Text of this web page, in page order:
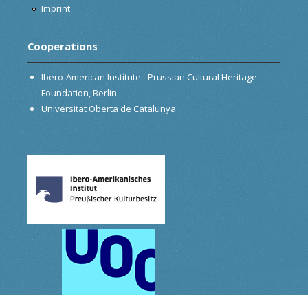
Imprint
Cooperations
Ibero-American Institute - Prussian Cultural Heritage
Foundation, Berlin
Universitat Oberta de Catalunya